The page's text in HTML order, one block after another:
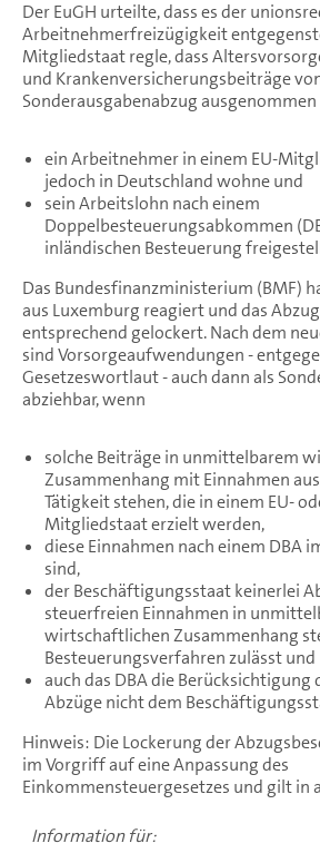
Der EuGH urteilte, dass es der
Arbeitnehmerfreizügigkeit
Mitgliedstaat regle, dass
und Krankenversicherungsbeiträge
Sonderausgabenabzug
ein Arbeitnehmer in einem EU-
jedoch in Deutschland wohne und
sein Arbeitslohn nach einem
Doppelbesteuerungsabkommen
inländischen Besteuerung
Das Bundesfinanzministerium (BMF)
aus Luxemburg reagiert und das
entsprechend gelockert. Nach dem
sind Vorsorgeaufwendungen -
Gesetzeswortlaut - auch dann als
abziehbar, wenn
solche Beiträge in unmittelbarem
Zusammenhang mit Einnahmen
Tätigkeit stehen, die in einem EU-
Mitgliedstaat erzielt werden,
diese Einnahmen nach einem DBA
sind,
der Beschäftigungsstaat keinerlei
steuerfreien Einnahmen in
wirtschaftlichen Zusammenhang
Besteuerungsverfahren zulässt und
auch das DBA die Berücksichtigung
Abzüge nicht dem
Hinweis: Die Lockerung der
im Vorgriff auf eine Anpassung des
Einkommensteuergesetzes und gilt in
Information für: